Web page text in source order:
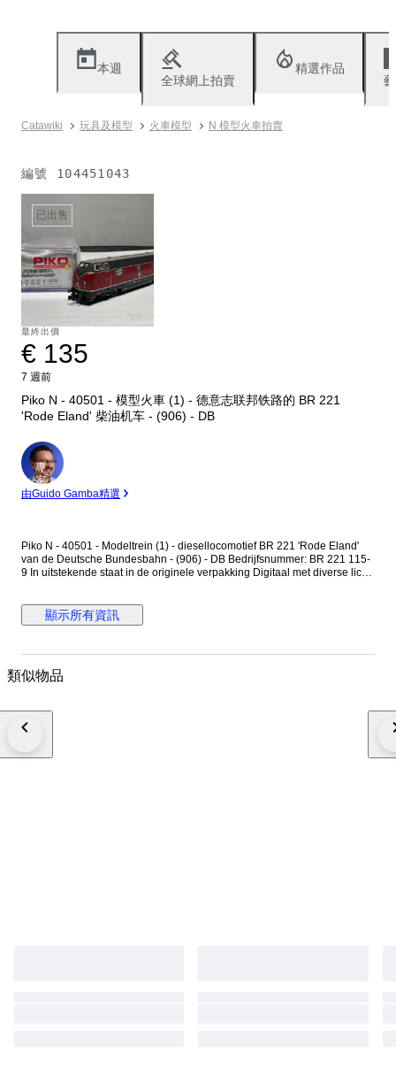
本週
全球網上拍賣
精選作品
Catawiki 玩具及模型 火車模型 N 模型火車拍賣
編號 104451043
已出售
最終出價
€ 135
7 週前
Piko N - 40501 - 模型火車 (1) - 德意志联邦铁路的 BR 221
'Rode Eland' 柴油机车 - (906) - DB
專
家
由Guido Gamba精選
Piko N - 40501 - Modeltrein (1) - diesellocomotief BR 221 'Rode Eland'
van de Deutsche Bundesbahn - (906) - DB Bedrijfsnummer: BR 221 115-
9 In uitstekende staat in de originele verpakking Digitaal met diverse licht
顯示所有資訊
類似物品